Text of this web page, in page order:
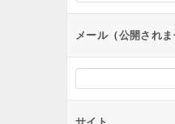
ン
メール（公開されま